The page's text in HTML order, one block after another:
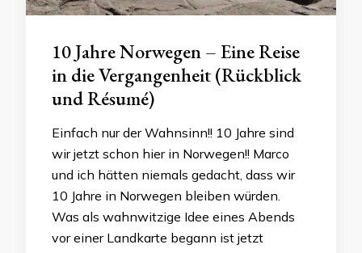
10 Jahre Norwegen – Eine Reise
in die Vergangenheit (Rückblick
und Résumé)
Einfach nur der Wahnsinn!! 10 Jahre sind
wir jetzt schon hier in Norwegen!! Marco
und ich hätten niemals gedacht, dass wir
10 Jahre in Norwegen bleiben würden.
Was als wahnwitzige Idee eines Abends
vor einer Landkarte begann ist jetzt